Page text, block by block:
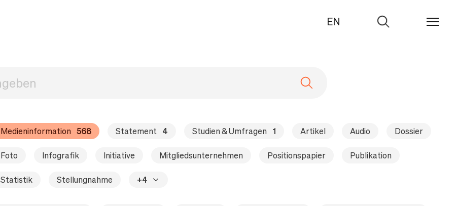
EN
Zur
Medieninformation 568 Statement 4 Studien & Umfragen 1 Artikel Audio Dossier
Foto Infografik Initiative Mitgliedsunternehmen Positionspapier Publikation
Statistik Stellungnahme +4